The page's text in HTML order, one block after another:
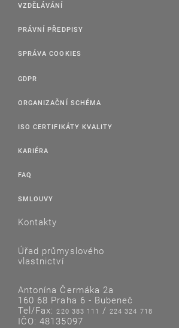
VZDĚLÁVÁNÍ
PRÁVNÍ PŘEDPISY
SPRÁVA COOKIES
GDPR
ORGANIZAČNÍ SCHÉMA
ISO CERTIFIKÁTY KVALITY
KARIÉRA
FAQ
SMLOUVY
Kontakty
Úřad průmyslového
vlastnictví
Antonína Čermáka 2a
160 68 Praha 6 - Bubeneč
Tel/Fax:220 383 111 /224 324 718
IČO: 48135097